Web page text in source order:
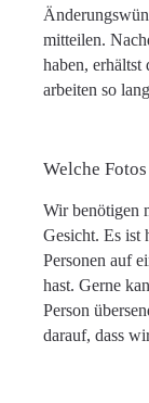
mitteilen.
haben,
arbeiten so
Welche
Wir benötigen
Gesicht. Es ist
Personen auf
hast. Gerne
Person
darauf, dass